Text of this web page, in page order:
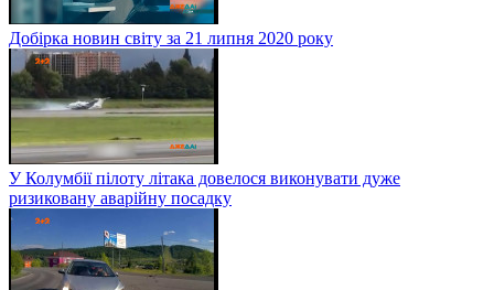
Добірка новин світу за 21 липня 2020 року
У Колумбії пілоту літака довелося виконувати дуже
ризиковану аварійну посадку